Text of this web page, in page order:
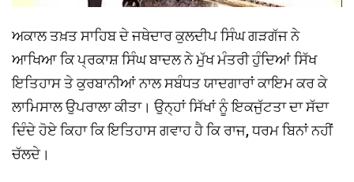
ਅਕਾਲ ਤਖ਼ਤ ਸਾਹਿਬ ਦੇ ਜਥੇਦਾਰ ਕੁਲਦੀਪ ਸਿੰਘ ਗੜਗੱਜ ਨੇ
ਆਖਿਆ ਕਿ ਪ੍ਰਕਾਸ਼ ਸਿੰਘ ਬਾਦਲ ਨੇ ਮੁੱਖ ਮੰਤਰੀ ਹੁੰਦਿਆਂ ਸਿੱਖ
ਇਤਿਹਾਸ ਤੇ ਕੁਰਬਾਨੀਆਂ ਨਾਲ ਸਬੰਧਤ ਯਾਦਗਾਰਾਂ ਕਾਇਮ ਕਰ ਕੇ
ਲਾਮਿਸਾਲ ਉਪਰਾਲਾ ਕੀਤਾ। ਉਨ੍ਹਾਂ ਸਿੱਖਾਂ ਨੂੰ ਇਕਜੁੱਟਤਾ ਦਾ ਸੱਦਾ
ਦਿੰਦੇ ਹੋਏ ਕਿਹਾ ਕਿ ਇਤਿਹਾਸ ਗਵਾਹ ਹੈ ਕਿ ਰਾਜ, ਧਰਮ ਬਿਨਾਂ ਨਹੀਂ
ਚੱਲਦੇ।